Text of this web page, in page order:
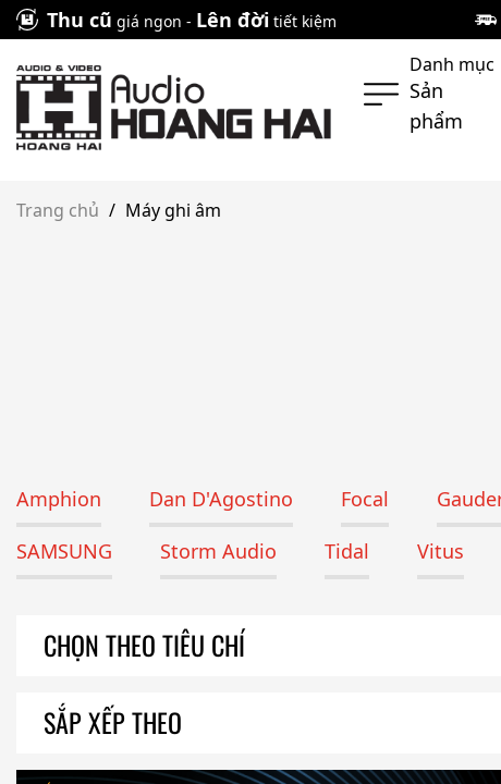
Skip
to
content
Thu cũ giá ngon - Lên đời tiết kiệm
Danh mục
Sản
phẩm
Trang chủ / Máy ghi âm
Amphion Dan D'Agostino Focal
SAMSUNG
Storm Audio Tidal Vitus
CHỌN THEO TIÊU CHÍ
SẮP XẾP THEO